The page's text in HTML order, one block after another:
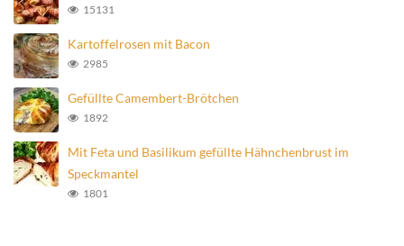
15131
Kartoffelrosen mit Bacon
2985
Gefüllte Camembert-Brötchen
1892
Mit Feta und Basilikum gefüllte Hähnchenbrust im
Speckmantel
1801